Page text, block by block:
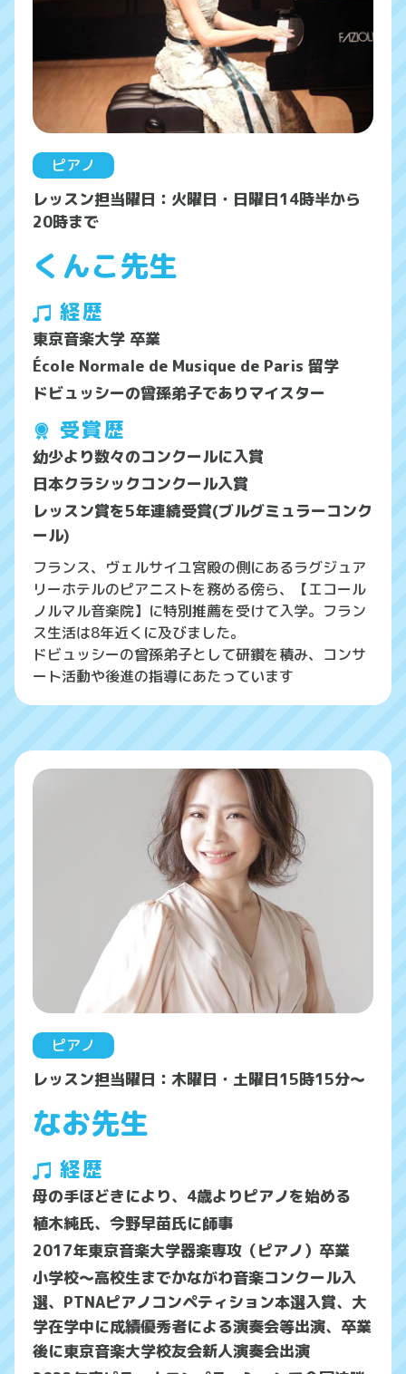
ピアノ
レッスン担当曜日：火曜日・日曜日14時半から
20時まで
くんこ先生
経歴
東京音楽大学 卒業
École Normale de Musique de Paris 留学
ドビュッシーの曾孫弟子でありマイスター
受賞歴
幼少より数々のコンクールに入賞
日本クラシックコンクール入賞
レッスン賞を5年連続受賞(ブルグミュラーコンク
ール)
フランス、ヴェルサイユ宮殿の側にあるラグジュア
リーホテルのピアニストを務める傍ら、【エコール
ノルマル音楽院】に特別推薦を受けて入学。フラン
ス生活は8年近くに及びました。
ドビュッシーの曾孫弟子として研鑽を積み、コンサ
ート活動や後進の指導にあたっています
ピアノ
レッスン担当曜日：木曜日・土曜日15時15分～
なお先生
経歴
母の手ほどきにより、4歳よりピアノを始める
植木純氏、今野早苗氏に師事
2017年東京音楽大学器楽専攻（ピアノ）卒業
小学校〜高校生までかながわ音楽コンクール入
選、PTNAピアノコンペティション本選入賞、大
学在学中に成績優秀者による演奏会等出演、卒業
後に東京音楽大学校友会新人演奏会出演